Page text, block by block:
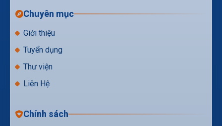
Chuyên mục
Giới thiệu
Tuyển dụng
Thư viện
Liên Hệ
Chính sách